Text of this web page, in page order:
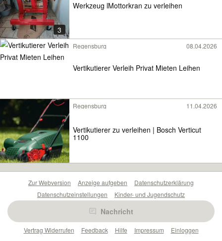
3
Werkzeug lMottorkran zu verleihen
Regensburg 08.04.2026
Vertikutierer Verleih Privat Mieten Leihen
Regensburg 11.04.2026
Vertikutierer zu verleihen | Bosch Verticut
1100
Nachricht
Zur Webversion Anzeige aufgeben
Datenschutzerklärung
Datenschutzeinstellungen
Kinder- und Jugendschutz
Barrierefreiheitserklärung
Vertrag Widerrufen
Feedback Hilfe Impressum Einloggen